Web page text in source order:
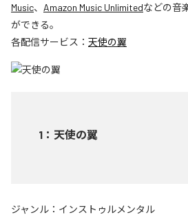
Music、 Amazon Music Unlimitedなどの音
ができる。
各配信サービス： 天使の翼
1 ： 天使の翼
ジャンル： インストゥルメンタル